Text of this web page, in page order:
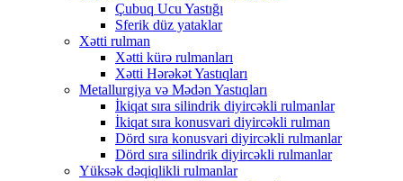
Çubuq Ucu Yastığı
Sferik düz yataklar
Xətti rulman
Xətti kürə rulmanları
Xətti Hərəkət Yastıqları
Metallurgiya və Mədən Yastıqları
İkiqat sıra silindrik diyircəkli rulmanlar
İkiqat sıra konusvari diyircəkli rulman
Dörd sıra konusvari diyircəkli rulmanlar
Dörd sıra silindrik diyircəkli rulmanlar
Yüksək dəqiqlikli rulmanlar